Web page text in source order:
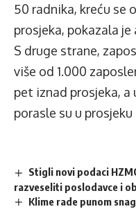
50 radnika, kreću se
prosjeka, pokazala je
S druge strane,
više od 1.000
pet iznad prosjeka, a
porasle su u prosjeku
Stigli novi podaci
razveseliti poslodavce i
Klime rade punom